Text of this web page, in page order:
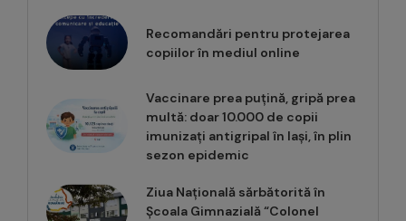
Recomandări pentru protejarea
copiilor în mediul online
Vaccinare prea puțină, gripă prea
multă: doar 10.000 de copii
imunizați antigripal în Iași, în plin
sezon epidemic
Ziua Națională sărbătorită în
Școala Gimnazială “Colonel